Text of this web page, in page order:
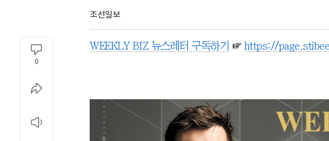
조선일보
0
WEEKLY BIZ 뉴스레터 구독하기 ☞ https://